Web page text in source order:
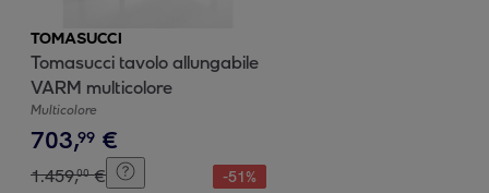
TOMASUCCI
Tomasucci tavolo allungabile
VARM multicolore
Multicolore
703,99 €
1.459,00 € -51%